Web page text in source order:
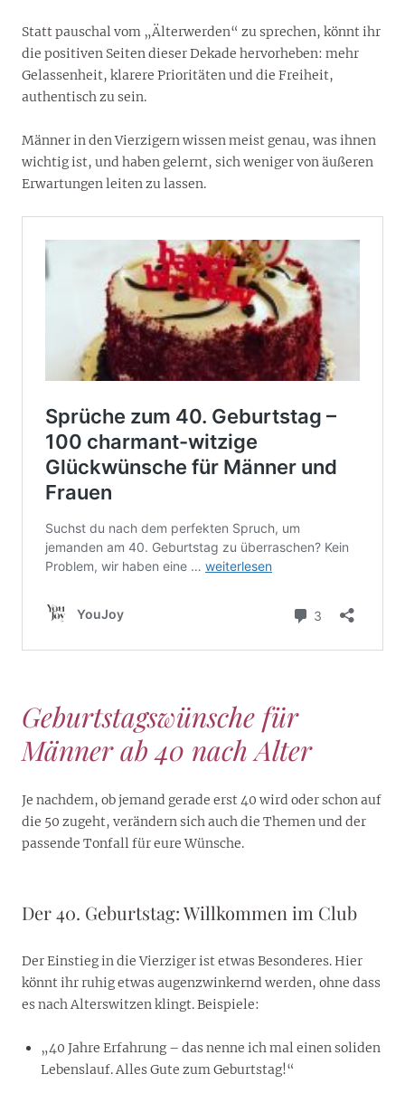
Statt pauschal vom „Älterwerden“ zu sprechen, könnt ihr
die positiven Seiten dieser Dekade hervorheben: mehr
Gelassenheit, klarere Prioritäten und die Freiheit,
authentisch zu sein.
Männer in den Vierzigern wissen meist genau, was ihnen
wichtig ist, und haben gelernt, sich weniger von äußeren
Erwartungen leiten zu lassen.
Geburtstagswünsche für
Männer ab 40 nach Alter
Je nachdem, ob jemand gerade erst 40 wird oder schon auf
die 50 zugeht, verändern sich auch die Themen und der
passende Tonfall für eure Wünsche.
Der 40. Geburtstag: Willkommen im Club
Der Einstieg in die Vierziger ist etwas Besonderes. Hier
könnt ihr ruhig etwas augenzwinkernd werden, ohne dass
es nach Alterswitzen klingt. Beispiele:
„40 Jahre Erfahrung – das nenne ich mal einen soliden
Lebenslauf. Alles Gute zum Geburtstag!“